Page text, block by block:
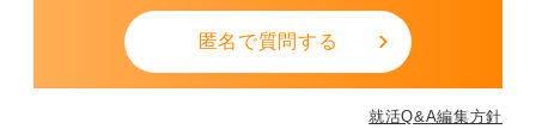
匿名で質問する
就活Q&A編集方針